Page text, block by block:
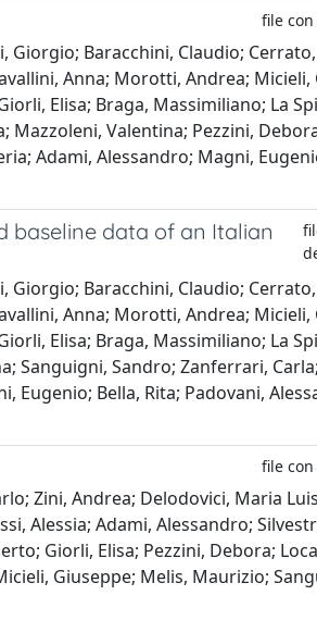
file
Giorgio; Baracchini, Claudio;
Anna; Morotti, Andrea; Micieli,
Elisa; Braga, Massimiliano; La
Mazzoleni, Valentina; Pezzini,
Adami, Alessandro; Magni,
baseline data of an Italian
Giorgio; Baracchini, Claudio;
Anna; Morotti, Andrea; Micieli,
Elisa; Braga, Massimiliano; La
Sanguigni, Sandro; Zanferrari,
Eugenio; Bella, Rita; Padovani,
file
Zini, Andrea; Delodovici, Maria
Alessia; Adami, Alessandro;
Giorli, Elisa; Pezzini, Debora;
Giuseppe; Melis, Maurizio;